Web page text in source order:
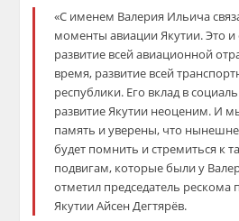
«С именем Валерия Ильича
моменты авиации Якутии. Это и
развитие всей авиационной
время, развитие всей
республики. Его вклад в
развитие Якутии неоценим. И
память и уверены, что
будет помнить и стремиться к
подвигам, которые были у
отметил председатель
Якутии Айсен Дегтярёв.